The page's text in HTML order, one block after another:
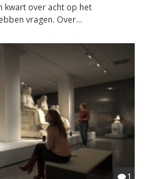
kwart over acht op het
vragen. Over...
1